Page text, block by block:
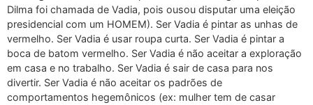
Dilma foi chamada de Vadia, pois ousou disputar uma eleição
presidencial com um HOMEM). Ser Vadia é pintar as unhas de
vermelho. Ser Vadia é usar roupa curta. Ser Vadia é pintar a
boca de batom vermelho. Ser Vadia é não aceitar a exploração
em casa e no trabalho. Ser Vadia é sair de casa para nos
divertir. Ser Vadia é não aceitar os padrões de
comportamentos hegemônicos (ex: mulher tem de casar